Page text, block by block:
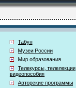
Табун
Музеи России
Мир образования
Телекурсы, телелекции,
видеопособия
Авторские программы